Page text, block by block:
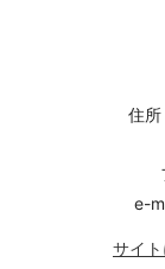
住
e-
サイ